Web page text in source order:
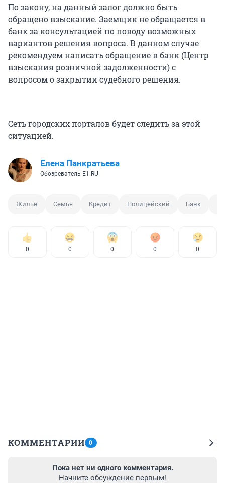
По закону, на данный залог должно быть
обращено взыскание. Заемщик не обращается в
банк за консультацией по поводу возможных
вариантов решения вопроса. В данном случае
рекомендуем написать обращение в банк (Центр
взыскания розничной задолженности) с
вопросом о закрытии судебного решения.
Сеть городских порталов будет следить за этой
ситуацией.
Елена Панкратьева
Обозреватель E1.RU
Жилье Семья Кредит Полицейский Банк
0 0 0 0 0
КОММЕНТАРИИ 0
Пока нет ни одного комментария.
Начните обсуждение первым!